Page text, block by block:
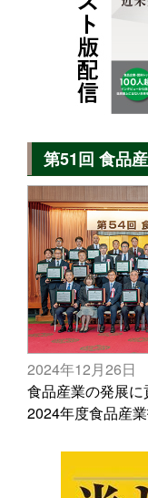
第51回 食品
2024年12月26日
食品産業の発展に
2024年度食品産